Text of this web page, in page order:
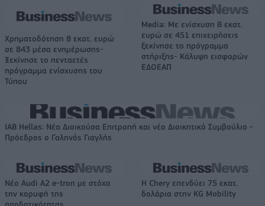
Χρηματοδότηση 8 εκατ. ευρώ
σε 843 μέσα ενημέρωσης-
Ξεκίνησε το πενταετές
πρόγραμμα ενίσχυσης του
Τύπου
Media: Με ενίσχυση 8 εκατ.
ευρώ σε 451 επιχειρήσεις
ξεκίνησε το πρόγραμμα
στήριξης- Κάλυψη εισφορών
ΕΔΟΕΑΠ
IAB Hellas: Νέα Διοικούσα Επιτροπή και νέο Διοικητικό Συμβούλιο -
Πρόεδρος ο Γαληνός Γιαγλής
Νέο Audi A2 e-tron με στόχο
την κορυφή της
αποδοτικότητας
Η Chery επενδύει 75 εκατ.
δολάρια στην KG Mobility